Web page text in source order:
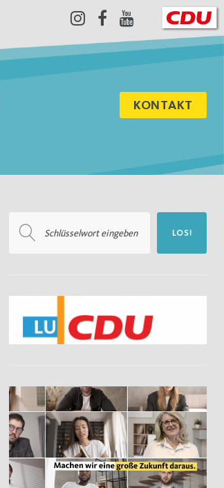
Instagram
Facebook
Youtube
KONTAKT
nach:
LOS!